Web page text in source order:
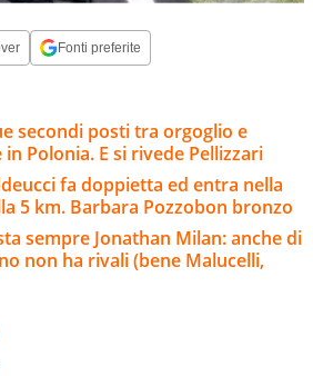
Fonti preferite
secondi posti tra orgoglio e
Polonia. E si rivede Pellizzari
fa doppietta ed entra nella
5 km. Barbara Pozzobon bronzo
sempre Jonathan Milan: anche di
non ha rivali (bene Malucelli,